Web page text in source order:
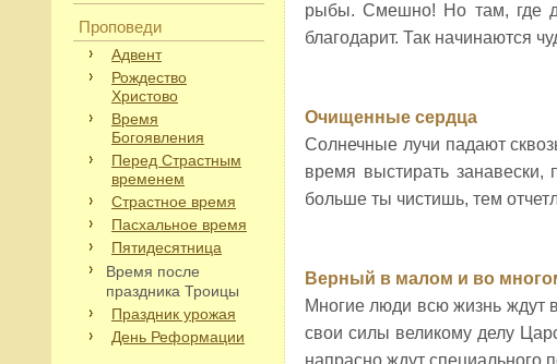
Проповеди
Адвент
Рождество
Христово
Время
Богоявления
Перед Страстным
временем
Страстное время
Пасхальное время
Пятидесятница
Время после
праздника Троицы
Праздник урожая
День Реформации
рыбы. Смешно! Но там, где
благодарит. Так начинаются
Очищенные сердца
Солнечные лучи падают
время выстирать
больше ты чистишь, тем
Верный в малом и во
Многие люди всю жизнь ждут
свои силы великому делу
напрасно ждут специального